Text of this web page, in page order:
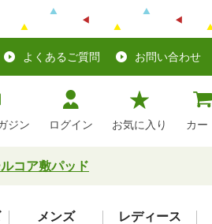
よくあるご質問 お問い合わせ
ジン ログイン お気に入り カー
コア敷パッド
メンズ
レディース